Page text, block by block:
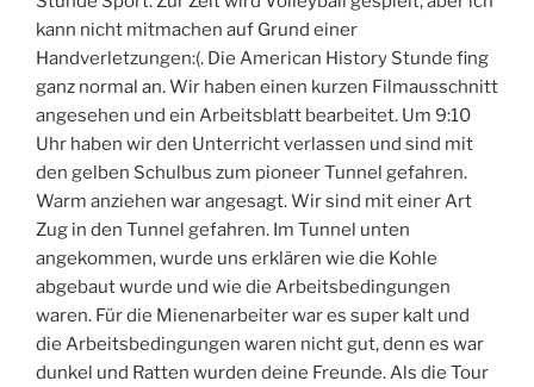
d
A
m
i
c
a
s
t
u
d
n
t
T
u
n
e
u
n
n
l
a
t
h
m
e
e
a
t
y
’
s
kann nicht mitmachen auf Grund einer
Handverletzungen:(. Die American History Stunde fing
ganz normal an. Wir haben einen kurzen Filmausschnitt
angesehen und ein Arbeitsblatt bearbeitet. Um 9:10
Uhr haben wir den Unterricht verlassen und sind mit
den gelben Schulbus zum pioneer Tunnel gefahren.
Warm anziehen war angesagt. Wir sind mit einer Art
Zug in den Tunnel gefahren. Im Tunnel unten
angekommen, wurde uns erklären wie die Kohle
abgebaut wurde und wie die Arbeitsbedingungen
waren. Für die Mienenarbeiter war es super kalt und
die Arbeitsbedingungen waren nicht gut, denn es war
dunkel und Ratten wurden deine Freunde. Als die Tour